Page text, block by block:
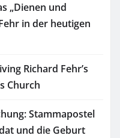
„Dienen und
in der heutigen
Richard Fehr’s
Church
Stammapostel
und die Geburt